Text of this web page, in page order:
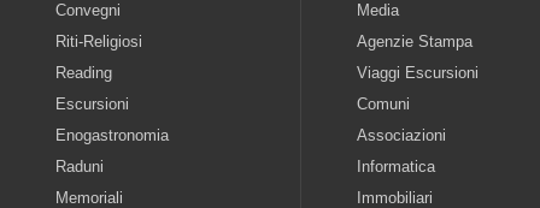
Convegni
Riti-Religiosi
Reading
Escursioni
Enogastronomia
Raduni
Memoriali
Media
Agenzie Stampa
Viaggi Escursioni
Comuni
Associazioni
Informatica
Immobiliari